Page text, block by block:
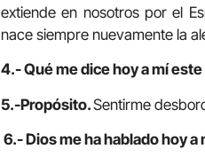
extiende en nosotros por el
nace siempre nuevamente la
4.- Qué me dice hoy a mí
5.-Propósito.Sentirme
6.- Dios me ha hablado hoy a